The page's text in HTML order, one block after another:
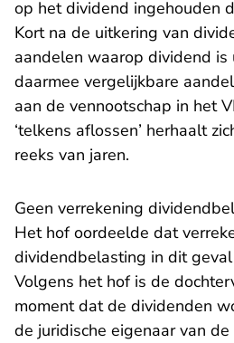
op het dividend ingehouden
Kort na de uitkering van
aandelen waarop dividend
daarmee vergelijkbare
aan de vennootschap in het
‘telkens aflossen’ herhaalt
reeks van jaren.
Geen verrekening
Het hof oordeelde dat
dividendbelasting in dit
Volgens het hof is de
moment dat de dividenden
de juridische eigenaar van